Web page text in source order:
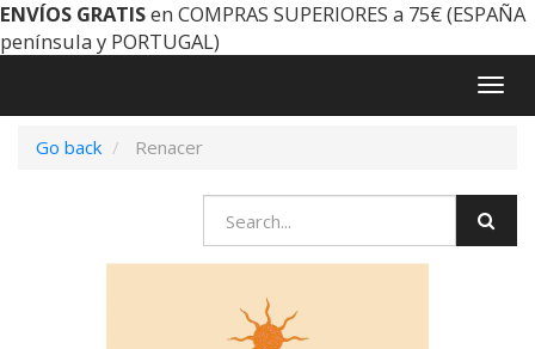
ENVÍOS GRATISen COMPRAS SUPERIORES a 75€ (ESPAÑA
península y PORTUGAL)
Go back
Renacer